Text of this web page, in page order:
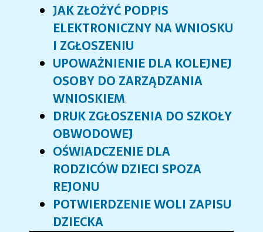
JAK ZŁOŻYĆ PODPIS
ELEKTRONICZNY NA WNIOSKU
I ZGŁOSZENIU
UPOWAŻNIENIE DLA KOLEJNEJ
OSOBY DO ZARZĄDZANIA
WNIOSKIEM
DRUK ZGŁOSZENIA DO SZKOŁY
OBWODOWEJ
OŚWIADCZENIE DLA
RODZICÓW DZIECI SPOZA
REJONU
POTWIERDZENIE WOLI ZAPISU
DZIECKA